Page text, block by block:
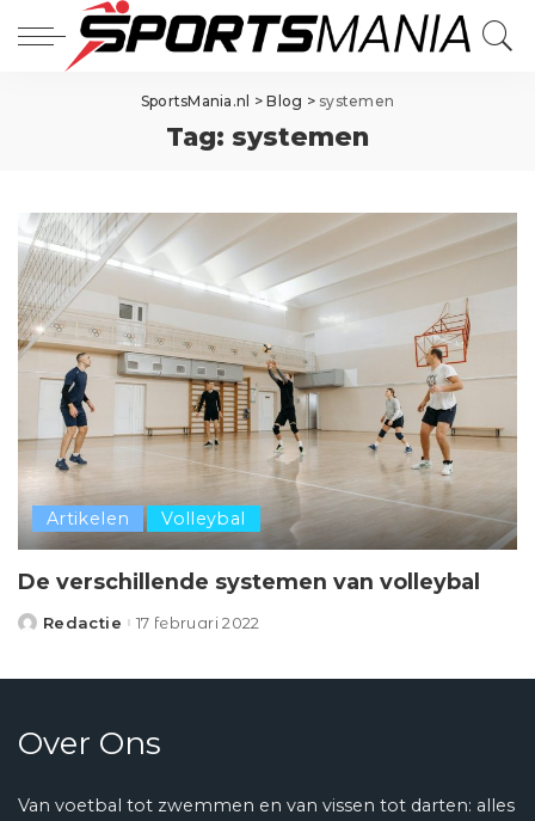
SportsMania.nl >Blog > systemen
Tag: systemen
Artikelen Volleybal
De verschillende systemen van volleybal
Posted
Redactie 17 februari 2022
Over Ons
Van voetbal tot zwemmen en van vissen tot darten: alles